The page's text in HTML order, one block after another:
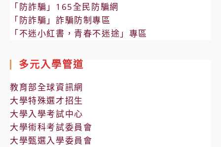
「防詐騙」165全民防騙網
「防詐騙」詐騙防制專區
「不迷小紅書，青春不迷途」專區
多元入學管道
教育部全球資訊網
大學特殊選才招生
大學入學考試中心
大學術科考試委員會
大學甄選入學委員會